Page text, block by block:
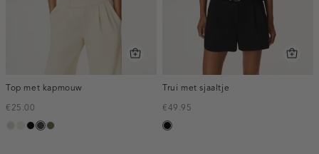
Top met kapmouw
€25.00
taupe,
Ivoor
zwart
chocogroen,
Trui met sjaaltje
€49.95
zwart